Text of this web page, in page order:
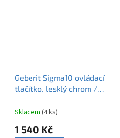
Geberit Sigma10 ovládací
tlačítko, lesklý chrom /
Skladem (4 ks)
1 540 Kč